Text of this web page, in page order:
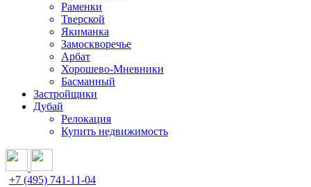
Раменки
Тверской
Якиманка
Замоскворечье
Арбат
Хорошево-Мневники
Басманный
Застройщики
Дубай
Релокация
Купить недвижимость
+7 (495) 741-11-04